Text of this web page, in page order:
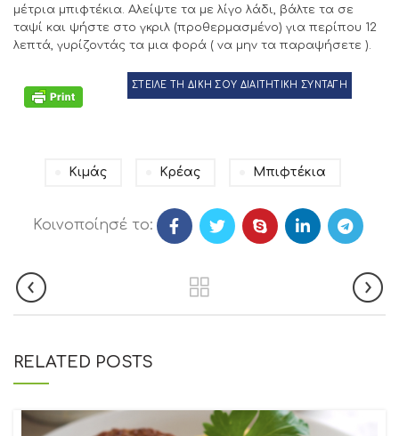
μέτρια μπιφτέκια. Αλείψτε τα με λίγο λάδι, βάλτε τα σε
ταψί και ψήστε στο γκριλ (προθερμασμένο) για περίπου 12
λεπτά, γυρίζοντάς τα μια φορά ( να μην τα παραψήσετε ).
ΣΤΕΙΛΕ ΤΗ ΔΙΚΗ ΣΟΥ ΔΙΑΙΤΗΤΙΚΗ ΣΥΝΤΑΓΗ
Κιμάς Κρέας Μπιφτέκια
Κοινοποίησέ το:
RELATED POSTS